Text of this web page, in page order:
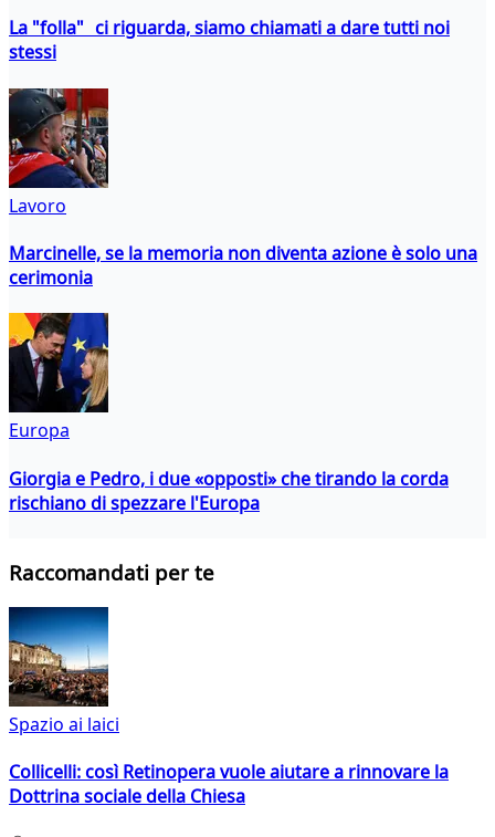
La "folla" ci riguarda, siamo chiamati a dare tutti noi
stessi
Lavoro
Marcinelle, se la memoria non diventa azione è solo una
cerimonia
Europa
Giorgia e Pedro, i due «opposti» che tirando la corda
rischiano di spezzare l'Europa
Raccomandati per te
Spazio ai laici
Collicelli: così Retinopera vuole aiutare a rinnovare la
Dottrina sociale della Chiesa